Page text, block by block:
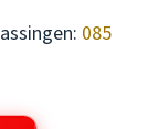
085